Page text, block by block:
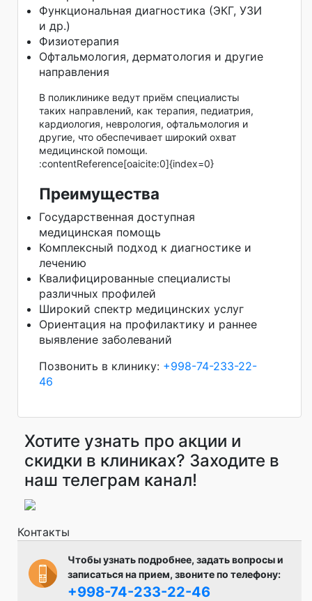
Функциональная диагностика (ЭКГ, УЗИ
и др.)
Физиотерапия
Офтальмология, дерматология и другие
направления
В поликлинике ведут приём специалисты
таких направлений, как терапия, педиатрия,
кардиология, неврология, офтальмология и
другие, что обеспечивает широкий охват
медицинской помощи.
:contentReference[oaicite:0]{index=0}
Преимущества
Государственная доступная
медицинская помощь
Комплексный подход к диагностике и
лечению
Квалифицированные специалисты
различных профилей
Широкий спектр медицинских услуг
Ориентация на профилактику и раннее
выявление заболеваний
Позвонить в клинику: +998-74-233-22-
46
Хотите узнать про акции и
скидки в клиниках? Заходите в
наш телеграм канал!
Контакты
Чтобы узнать подробнее, задать вопросы и
записаться на прием, звоните по телефону:
+998-74-233-22-46